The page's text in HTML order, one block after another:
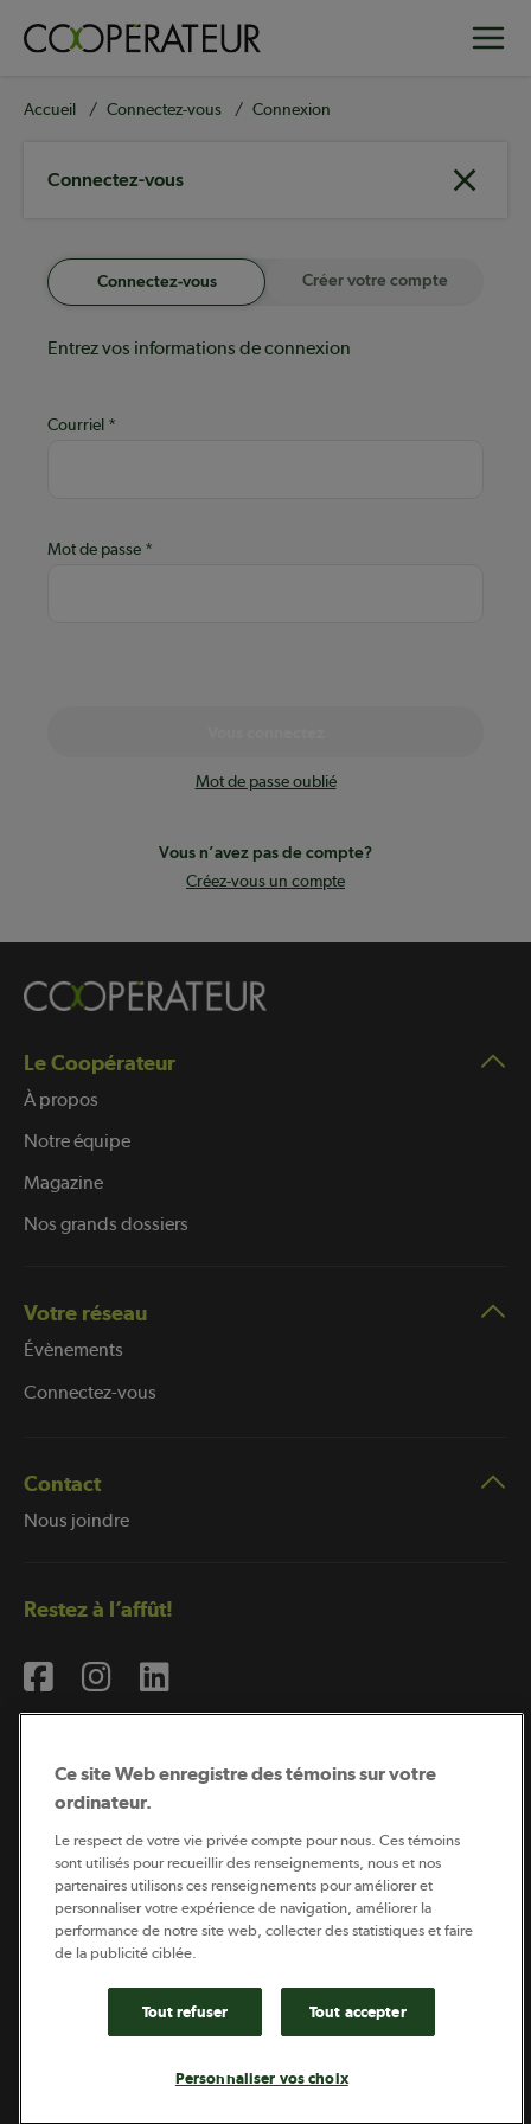
principal
Fil
Accueil Connectez-vous Connexion
Connectez-vous
Connectez-vous Créer votre compte
Entrez vos informations de connexion
Courriel
Mot de passe
Mot de passe oublié
Vous n’avez pas de compte?
Créez-vous un compte
Le Coopérateur
À propos
Notre équipe
Magazine
Nos grands dossiers
Votre réseau
Évènements
Connectez-vous
Contact
Nous joindre
Restez à l’affût!
Coopérateur est publié par Sollio Groupe Coopératif.
Il est l’outil d’information de la coopération agricole
québécoise.
Ce site Web enregistre des témoins sur votre
ordinateur.
Le respect de votre vie privée compte pour nous. Ces témoins
sont utilisés pour recueillir des renseignements, nous et nos
partenaires utilisons ces renseignements pour améliorer et
personnaliser votre expérience de navigation, améliorer la
performance de notre site web, collecter des statistiques et faire
de la publicité ciblée.
Tout refuser Tout accepter
Personnaliser vos choix